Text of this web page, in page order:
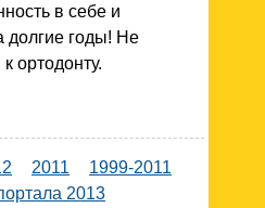
в себе и
долгие годы! Не
ортодонту.
2011
1999-2011
2013